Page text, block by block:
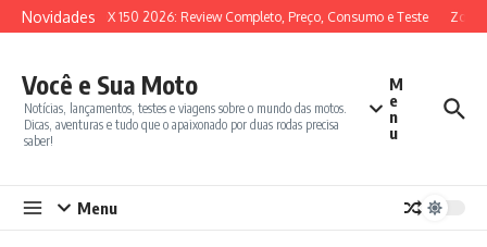
Ir para o conteúdo
Novidades
SYM ADX 150 2026: Review Completo, Preço, Consumo e Teste
Você e Sua Moto
Notícias, lançamentos, testes e viagens sobre o mundo das motos.
Dicas, aventuras e tudo que o apaixonado por duas rodas precisa
saber!
M
e
n
u
Menu